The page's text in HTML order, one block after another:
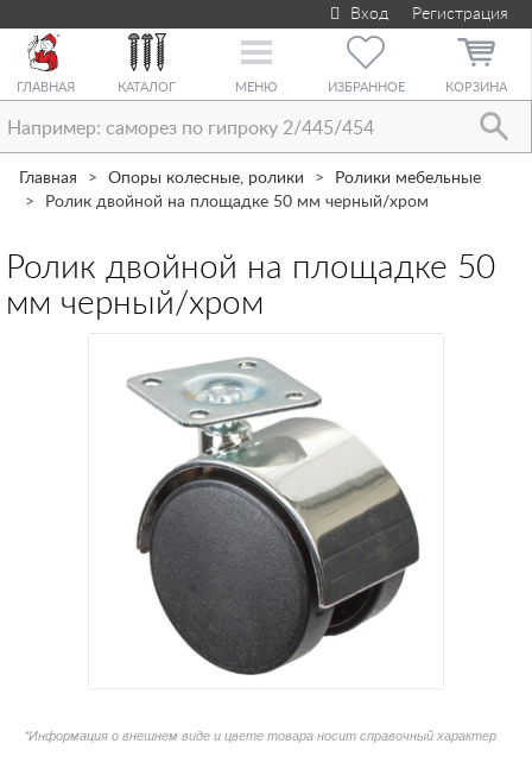
Вход Регистрация
ГЛАВНАЯ КАТАЛОГ
Toggle
МЕНЮ ИЗБРАННОЕ КОРЗИНА
Главная Опоры колесные, ролики
Ролики мебельные
Ролик двойной на площадке 50 мм черный/хром
Ролик двойной на площадке 50
мм черный/хром
*Информация о внешнем виде и цвете товара носит справочный характер